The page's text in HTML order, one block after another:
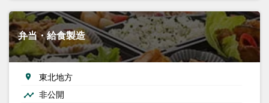
弁当・給食製造
東北地方
非公開